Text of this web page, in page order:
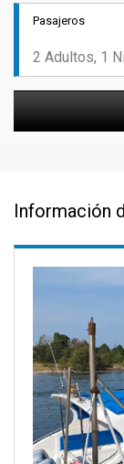
Pasajeros
Información